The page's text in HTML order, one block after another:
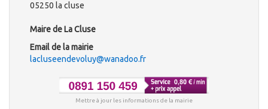
05250 la cluse
Maire de La Cluse
Email de la mairie
lacluseendevoluy@wanadoo.fr
Mettre à jour les informations de la mairie